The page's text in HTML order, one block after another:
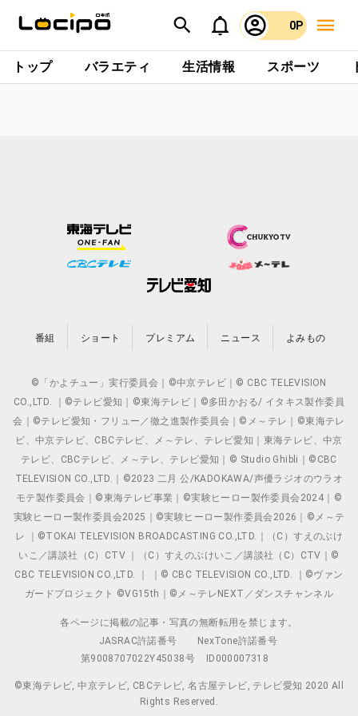
0P
トップ バラエティ 生活情報 スポーツ
番組 ショート プレミアム ニュース よみもの
©「かよチュー」実行委員会｜©中京テレビ｜© CBC TELEVISION
CO.,LTD. ｜©テレビ愛知｜©東海テレビ｜©多田かおる/ イタキス製作委員
会｜©テレビ愛知・フリュー／徹之進製作委員会｜©メ～テレ｜©東海テレ
ビ、中京テレビ、CBCテレビ、メ～テレ、テレビ愛知｜東海テレビ、中京
テレビ、CBCテレビ、メ～テレ、テレビ愛知｜© Studio Ghibli｜©CBC
TELEVISION CO.,LTD.｜©2023 二月 公/KADOKAWA/声優ラジオのウラオ
モテ製作委員会｜©東海テレビ事業｜©実験ヒーロー製作委員会2024｜©
実験ヒーロー製作委員会2025｜©実験ヒーロー製作委員会2026｜©メ～テ
レ ｜©TOKAI TELEVISION BROADCASTING CO.,LTD.｜（C）すえのぶけ
いこ／講談社（C）CTV ｜（C）すえのぶけいこ／講談社（C）CTV｜©
CBC TELEVISION CO.,LTD. ｜ ｜© CBC TELEVISION CO.,LTD. ｜©ヴァン
ガードプロジェクト ©VG15th｜©メ～テレNEXT／ダンスチャンネル
各ページに掲載の記事・写真の無断転用を禁じます。
JASRAC許諾番号
NexTone許諾番号
第9008707022Y45038号
ID000007318
©東海テレビ, 中京テレビ, CBCテレビ, 名古屋テレビ, テレビ愛知 2020 All
Rights Reserved.